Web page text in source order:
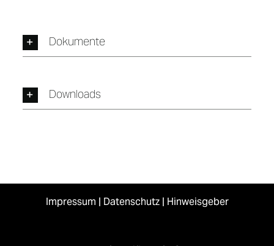
Dokumente
Downloads
Impressum | Datenschutz| Hinweisgeber